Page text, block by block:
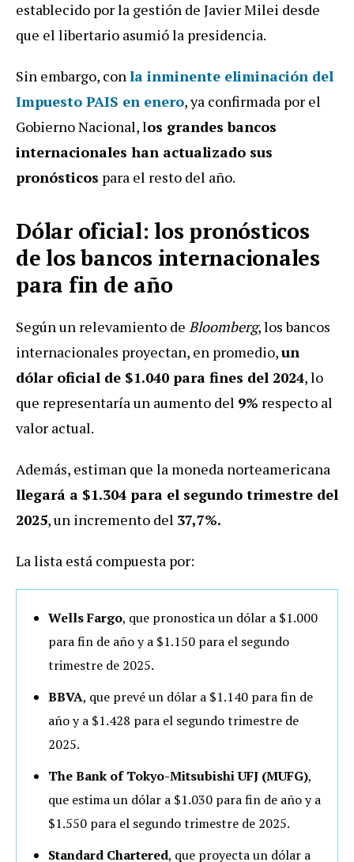
establecido por la gestión de Javier Milei desde
que el libertario asumió la presidencia.
Sin embargo, conla inminente eliminación del
Impuesto PAIS en enero, ya confirmada por el
Gobierno Nacional, los grandes bancos
internacionales han actualizado sus
pronósticos para el resto del año.
Dólar oficial: los pronósticos
de los bancos internacionales
para fin de año
Según un relevamiento de Bloomberg, los bancos
internacionales proyectan, en promedio,un
dólar oficial de $1.040 para fines del 2024, lo
que representaría un aumento del 9% respecto al
valor actual.
Además, estiman que la moneda norteamericana
llegará a $1.304 para el segundo trimestre del
2025, un incremento del 37,7%.
La lista está compuesta por:
Wells Fargo, que pronostica un dólar a $1.000
para fin de año y a $1.150 para el segundo
trimestre de 2025.
BBVA, que prevé un dólar a $1.140 para fin de
año y a $1.428 para el segundo trimestre de
2025.
The Bank of Tokyo-Mitsubishi UFJ (MUFG),
que estima un dólar a $1.030 para fin de año y a
$1.550 para el segundo trimestre de 2025.
Standard Chartered, que proyecta un dólar a